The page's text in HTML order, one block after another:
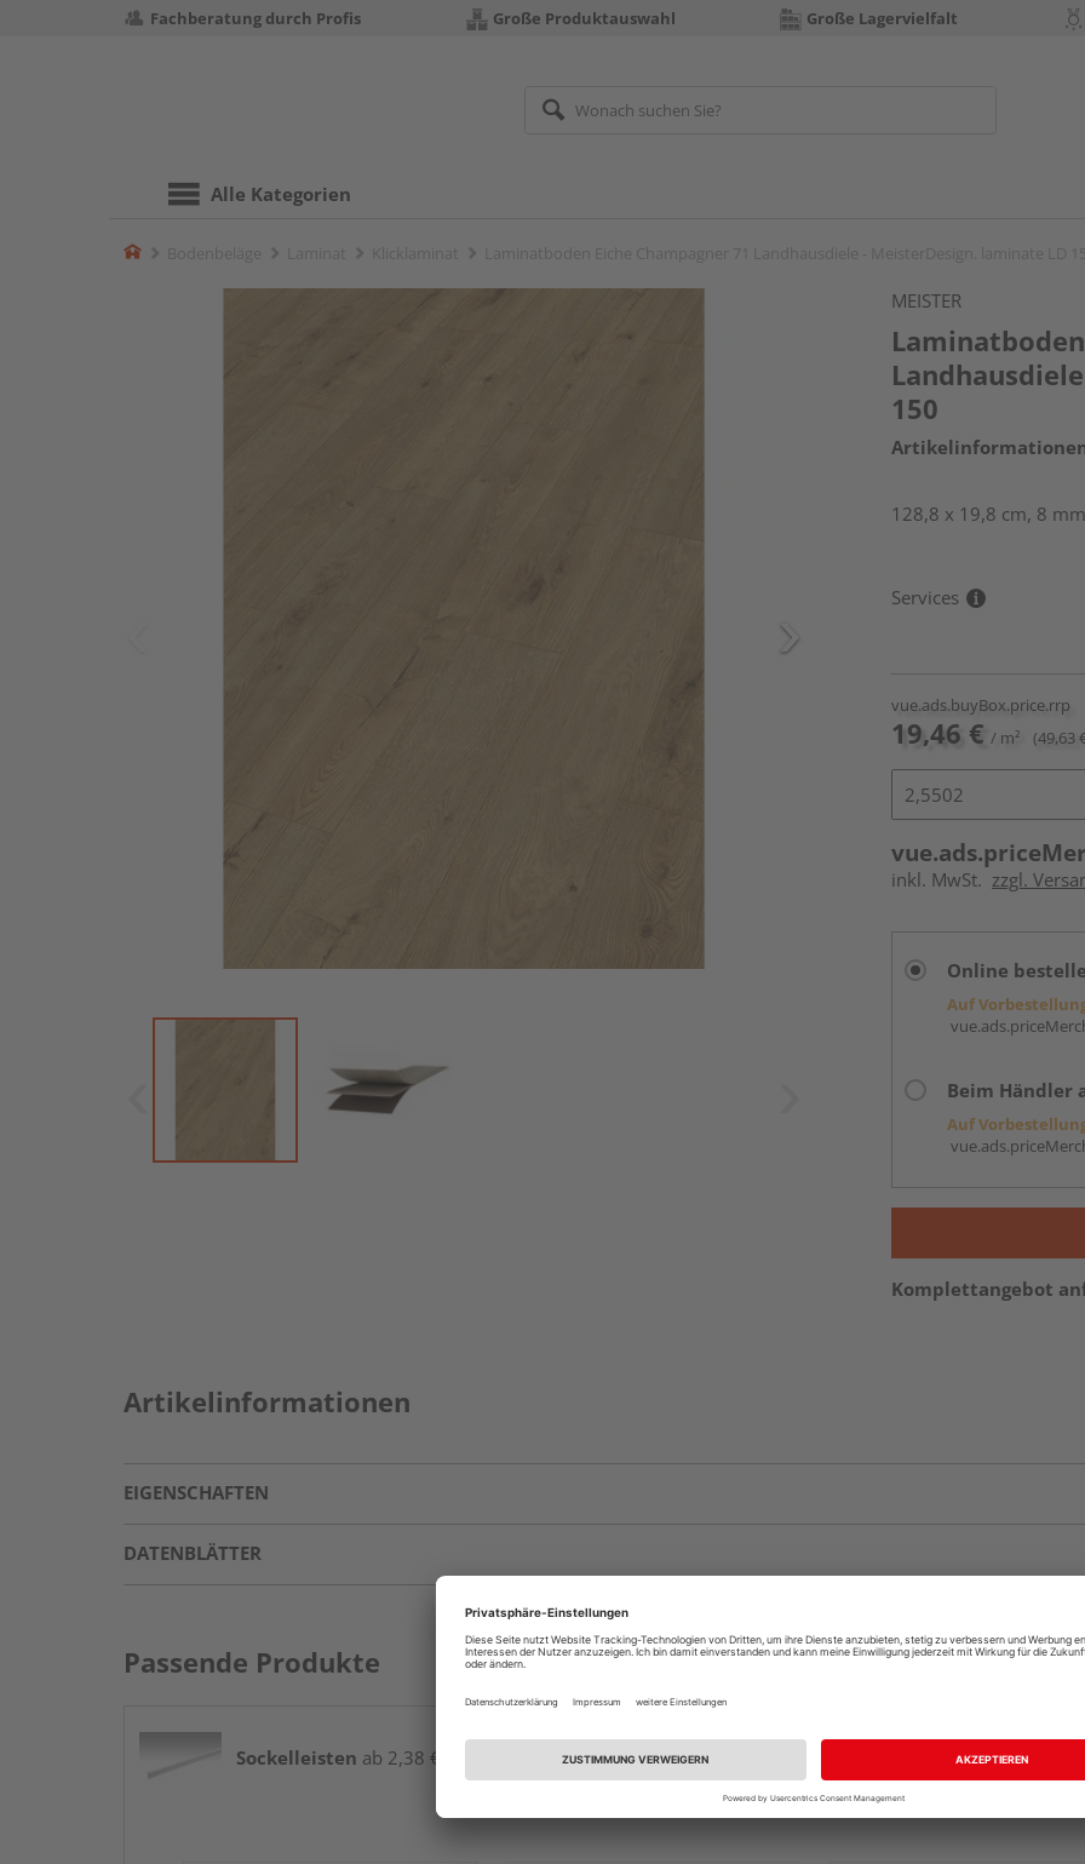
Fachberatung durch Profis Große Produktauswahl Große Lagervielfalt
Alle Kategorien
Home
MEISTER
150
128,8 x 19,8 cm, 8
Services
vue.ads.buyBox.price.rrp
19,46 € / m² (49,63
inkl. MwSt. zzgl.
Online
Auf
Beim Händler
Auf
Komplettangebot
Artikelinformationen
EIGENSCHAFTEN
DATENBLÄTTER
Passende Produkte
Sockelleisten ab 2,38 € / lfm